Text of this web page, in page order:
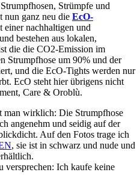
Strümpfe und
nun ganz neu die EcO-
einer nachhaltigen und
bestehen aus lokalen,
die die CO2-Emission im
Strumpfhose um 90% und der
und die EcO-Tights werden nur
EcO steht hier übrigens nicht
Care & Oroblù.
wirklich: Die Strumpfhose
angenehm und seidig auf der
Auf den Fotos trage ich
, sie ist in schwarz und nude und
versprechen: Ich kaufe keine